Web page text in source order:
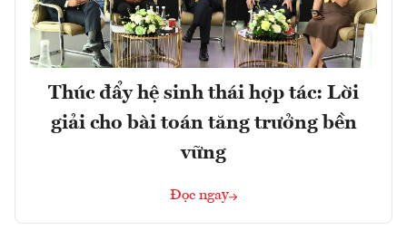
Thúc đẩy hệ sinh thái hợp tác: Lời
giải cho bài toán tăng trưởng bền
vững
Đọc ngay